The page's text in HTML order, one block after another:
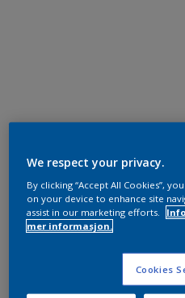
We respect your privacy.
By clicking “Accept All Cookies”,
on your device to enhance site
assist in our marketing efforts.
mer informasjon.
Cookies